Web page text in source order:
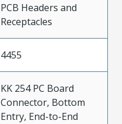
PCB Headers and
Receptacles
4455
KK 254 PC Board
Connector, Bottom
Entry, End-to-End